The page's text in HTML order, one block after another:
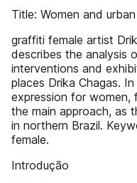
Title: Women and
graffiti female artist
describes the analysis
interventions and
places Drika Chagas.
expression for women,
the main approach, as
in northern Brazil.
female.
Introdução